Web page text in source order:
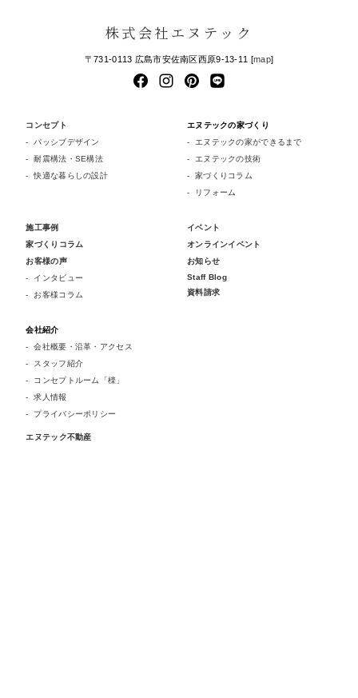
株式会社エヌテック
〒731-0113 広島市安佐南区西原9-13-11 [map]
コンセプト
パッシブデザイン
耐震構法・SE構法
快適な暮らしの設計
エヌテックの家づくり
エヌテックの家ができるまで
エヌテックの技術
家づくりコラム
リフォーム
施工事例
家づくりコラム
お客様の声
インタビュー
お客様コラム
イベント
オンラインイベント
お知らせ
Staff Blog
資料請求
会社紹介
会社概要・沿革・アクセス
スタッフ紹介
コンセプトルーム「檪」
求人情報
プライバシーポリシー
エヌテック不動産